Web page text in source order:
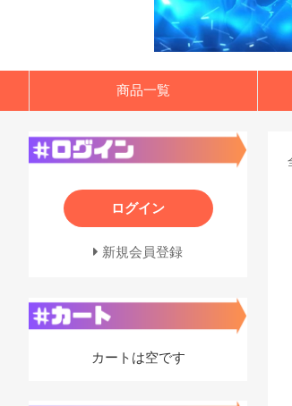
商品一覧
ログイン
新規会員登録
カートは空です